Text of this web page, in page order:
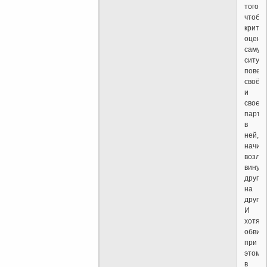
того,
чтобы
саму
своё
и
своего
в
ней,
вину
друг
на
друга.
И
хотя
при
этом,
в